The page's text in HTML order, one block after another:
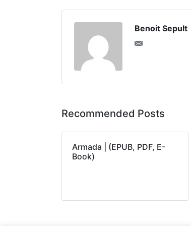
Benoit Sepult
Recommended Posts
Armada | (EPUB, PDF, E-
Book)